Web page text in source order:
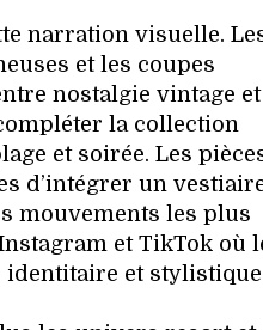
narration visuelle.
et les coupes
nostalgie vintage et
la collection
et soirée. Les
d’intégrer un
mouvements les plus
et TikTok où
et